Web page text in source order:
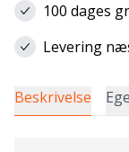
100 dages
Levering
Beskrivelse